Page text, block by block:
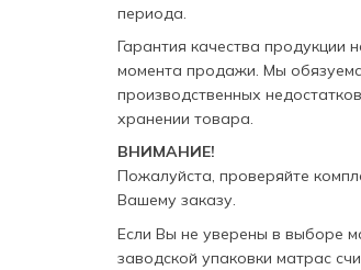
периода.
Гарантия качества продукции
момента продажи. Мы
производственных
хранении товара.
ВНИМАНИЕ!
Пожалуйста, проверяйте
Вашему заказу.
Если Вы не уверены в выборе
заводской упаковки матрас